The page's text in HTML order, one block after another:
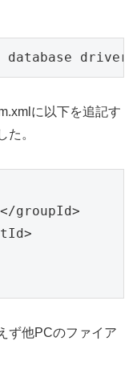
database
に以下を追記す
た。
groupId>
ず他PCのファイア